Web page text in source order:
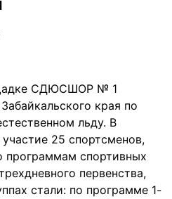
СДЮСШОР № 1
края по
льду. В
25 спортсменов,
программам спортивных
первенства,
стали: по программе 1-